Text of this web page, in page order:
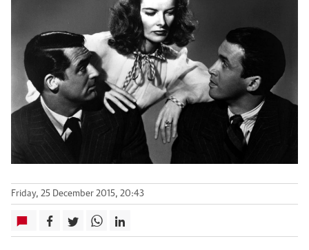
Friday, 25 December 2015, 20:43